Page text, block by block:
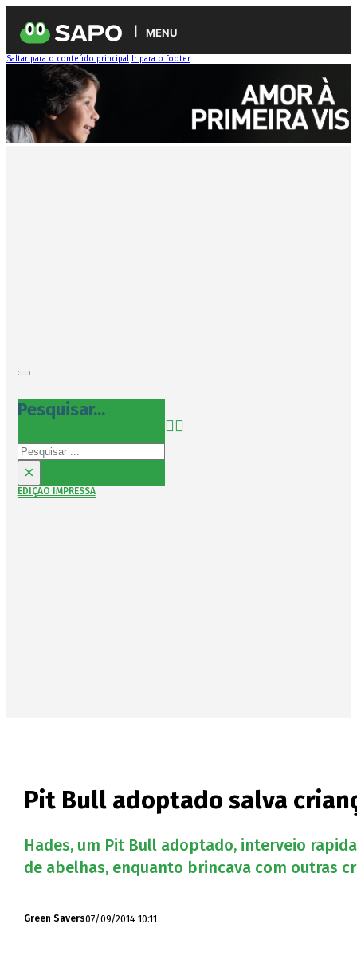
MENU
Saltar para o conteúdo principal Ir para o footer
Pesquisar...
Pesquisar
×
EDIÇÃO IMPRESSA
Pit Bull adoptado salva
Hades, um Pit Bull adoptado, interveio
de abelhas, enquanto brincava com outras
Green Savers07/09/2014 10:11